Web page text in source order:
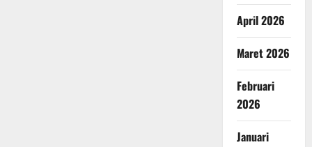
April 2026
Maret 2026
Februari
2026
Januari